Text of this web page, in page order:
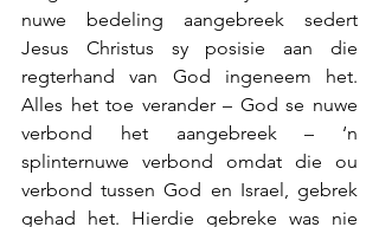
nuwe bedeling aangebreek sedert
Jesus Christus sy posisie aan die
regterhand van God ingeneem het.
Alles het toe verander – God se nuwe
verbond het aangebreek – ‘n
splinternuwe verbond omdat die ou
verbond tussen God en Israel, gebrek
gehad het. Hierdie gebreke was nie